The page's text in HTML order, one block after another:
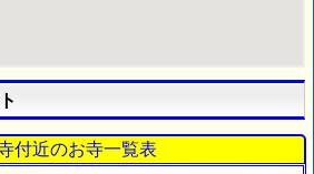
付近のお寺一覧表